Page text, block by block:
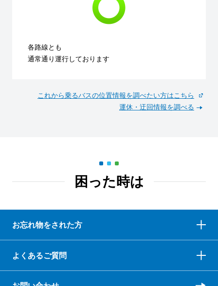
各路線とも
通常通り運行しております
これから乗るバスの位置情報を調べたい方はこちら
運休・迂回情報を調べる
困った時は
お忘れ物をされた方
よくあるご質問